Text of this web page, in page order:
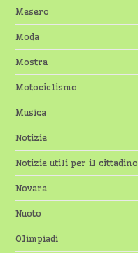
Mesero
Moda
Mostra
Motociclismo
Musica
Notizie
Notizie utili per il cittadino
Novara
Nuoto
Olimpiadi